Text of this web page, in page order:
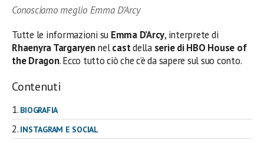
Conosciamo meglio Emma D’Arcy
Tutte le informazioni su Emma D’Arcy, interprete di
Rhaenyra Targaryennelcastdella serie di HBO House of
the Dragon. Ecco tutto ciò che c’è da sapere sul suo conto.
Contenuti
BIOGRAFIA
INSTAGRAM E SOCIAL